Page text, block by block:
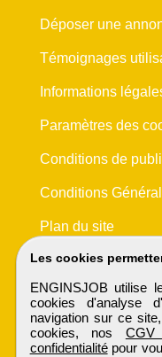
Les cookies
ENGINSJOB utilise
cookies d'analyse
navigation sur ce
cookies, nos
confidentialitépour
Déposer une
Témoignages
Informations
Paramètres des
Conditions de
Conditions
Plan du site